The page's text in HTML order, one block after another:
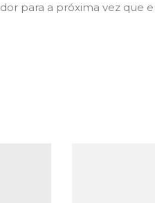
para a próxima vez que